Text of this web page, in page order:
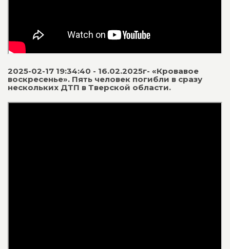
2025-02-17 19:34:40 - 16.02.2025г- «Кровавое
воскресенье». Пять человек погибли в сразу
нескольких ДТП в Тверской области.